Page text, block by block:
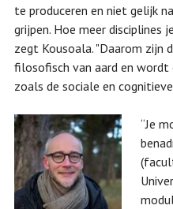
te produceren en niet gelijk
grijpen. Hoe meer disciplines
zegt Kousoala. "Daarom zijn
filosofisch van aard en
zoals de sociale en
“Je